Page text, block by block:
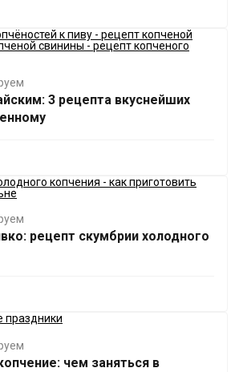
3 рецепта вкуснейших
рецепт скумбрии холодного
чем заняться в